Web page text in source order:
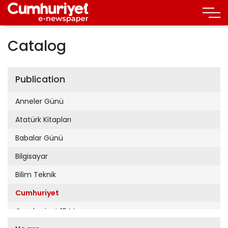
Catalog
Publication
Anneler Günü
Atatürk Kitapları
Babalar Günü
Bilgisayar
Bilim Teknik
Cumhuriyet
Cumhuriyet 19 Mayıs